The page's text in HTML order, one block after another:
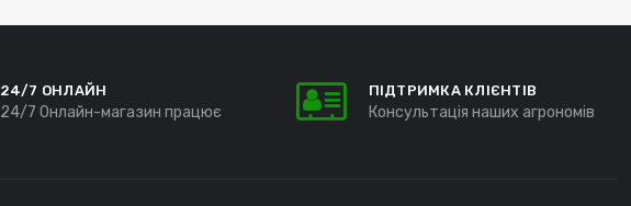
24/7 ОНЛАЙН
24/7 Онлайн-магазин працює
ПІДТРИМКА КЛІЄНТІВ
Консультація наших агрономів